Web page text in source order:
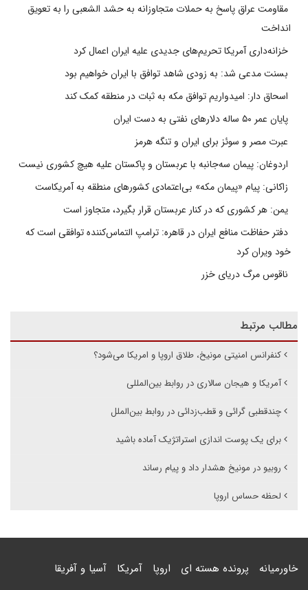
مقاومت عراق پاسخ به حملات متجاوزانه به حشد الشعبی را به تعویق
انداخت
خزانه‌داری آمریکا تحریم‌های جدیدی علیه ایران اعمال کرد
بسنت مدعی شد: به زودی شاهد توافق با ایران خواهیم بود
اسحاق دار: امیدواریم توافق مکه به ثبات در منطقه کمک کند
پایان عمر ۵۰ ساله دلارهای نفتی به دست ایران
عبرت مصر و سوئز برای ایران و تنگه هرمز
اردوغان: پیمان سه‌جانبه با عربستان و پاکستان علیه هیچ کشوری نیست
زاکانی: پیام «پیمان مکه» بی‌اعتمادی کشورهای منطقه به آمریکاست
یمن: هر کشوری که در کنار عربستان قرار بگیرد، متجاوز است
دفتر حفاظت منافع ایران در قاهره: ترامپ التماس‌کننده توافقی است که
خود ویران کرد
ناقوس مرگ دریای خزر
مطالب مرتبط
کنفرانس امنیتی مونیخ، طلاق اروپا و امریکا می‌شود؟
آمریکا و هیجان سالاری در روابط بین‌المللی
چندقطبی گرائی و قطب‌زدائی در روابط بین‌الملل
برای یک پوست اندازی استراتژیک آماده باشید
روبیو در مونیخ هشدار داد و پیام رساند
لحظه حساس اروپا
خاورمیانه پرونده هسته ای اروپا آمریکا آسیا و آفریقا